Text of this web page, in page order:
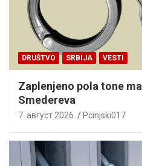
DRUŠTVO SRBIJA VESTI
Zaplenjeno pola tone
Smedereva
7. август 2026. Pcinjski017